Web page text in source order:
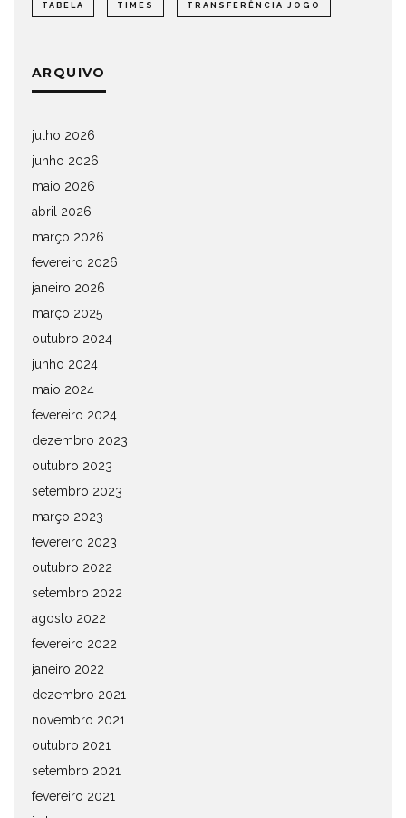
TABELA TIMES TRANSFERÊNCIA JOGO
ARQUIVO
julho 2026
junho 2026
maio 2026
abril 2026
março 2026
fevereiro 2026
janeiro 2026
março 2025
outubro 2024
junho 2024
maio 2024
fevereiro 2024
dezembro 2023
outubro 2023
setembro 2023
março 2023
fevereiro 2023
outubro 2022
setembro 2022
agosto 2022
fevereiro 2022
janeiro 2022
dezembro 2021
novembro 2021
outubro 2021
setembro 2021
fevereiro 2021